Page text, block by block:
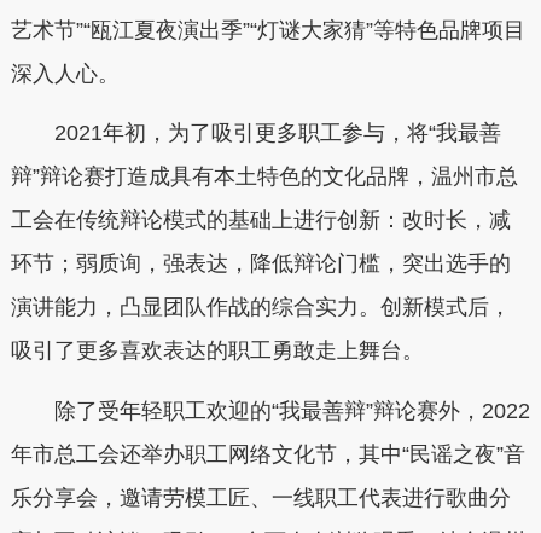
艺术节”“瓯江夏夜演出季”“灯谜大家猜”等特色品牌项目
深入人心。
2021年初，为了吸引更多职工参与，将“我最善
辩”辩论赛打造成具有本土特色的文化品牌，温州市总
工会在传统辩论模式的基础上进行创新：改时长，减
环节；弱质询，强表达，降低辩论门槛，突出选手的
演讲能力，凸显团队作战的综合实力。创新模式后，
吸引了更多喜欢表达的职工勇敢走上舞台。
除了受年轻职工欢迎的“我最善辩”辩论赛外，2022
年市总工会还举办职工网络文化节，其中“民谣之夜”音
乐分享会，邀请劳模工匠、一线职工代表进行歌曲分